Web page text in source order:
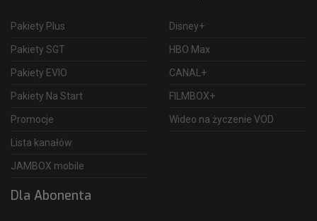
Pakiety Plus
Pakiety SGT
Pakiety EVIO
Pakiety Na Start
Promocje
Lista kanałów
JAMBOX mobile
Disney+
HBO Max
CANAL+
FILMBOX+
Wideo na życzenie VOD
Dla Abonenta